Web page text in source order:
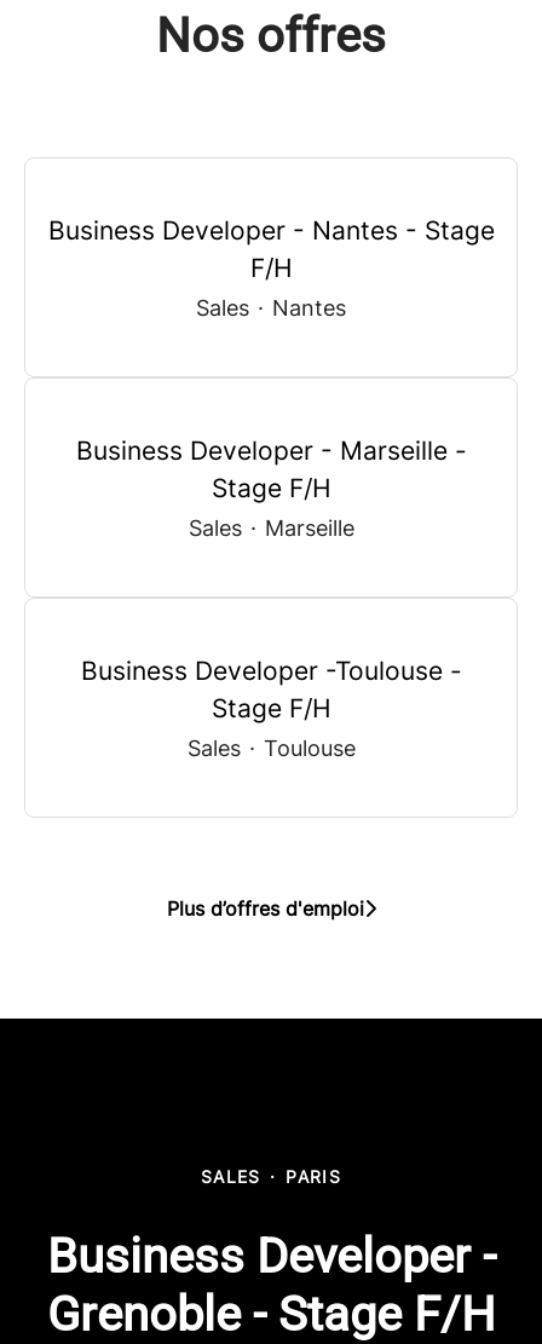
Nos offres
Business Developer - Nantes - Stage
F/H
Sales · Nantes
Business Developer - Marseille -
Stage F/H
Sales · Marseille
Business Developer -Toulouse -
Stage F/H
Sales · Toulouse
Plus d’offres d'emploi
SALES · PARIS
Business Developer -
Grenoble - Stage F/H